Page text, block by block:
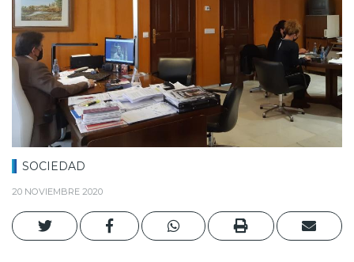
SOCIEDAD
20 NOVIEMBRE 2020